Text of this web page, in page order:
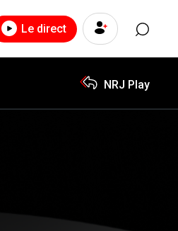
Le direct
NRJ Play